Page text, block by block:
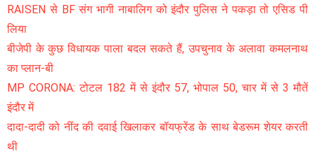
RAISEN से BF संग भागी नाबालिग को इंदौर पुलिस ने पकड़ा तो एसिड पी
लिया
बीजेपी के कुछ विधायक पाला बदल सकते हैं, उपचुनाव के अलावा कमलनाथ
का प्लान-बी
MP CORONA: टोटल 182 में से इंदौर 57, भोपाल 50, चार में से 3 मौतें
इंदौर में
दादा-दादी को नींद की दवाई खिलाकर बॉयफ्रेंड के साथ बेडरूम शेयर करती
थी